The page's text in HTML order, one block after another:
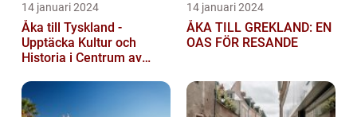
14 januari 2024
Åka till Tyskland -
Upptäcka Kultur och
Historia i Centrum av
14 januari 2024
ÅKA TILL GREKLAND: EN
OAS FÖR RESANDE